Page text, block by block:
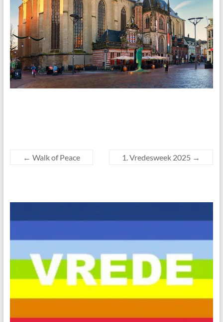
← Walk of Peace 1. Vredesweek 2025 →